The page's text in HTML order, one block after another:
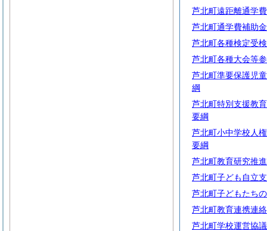
芦北町遠距離通学
芦北町通学費補助
芦北町各種検定受
芦北町各種大会等
芦北町準要保護児
綱
芦北町特別支援教
要綱
芦北町小中学校人
要綱
芦北町教育研究推
芦北町子ども自立
芦北町子どもたち
芦北町教育連携連
芦北町学校運営協